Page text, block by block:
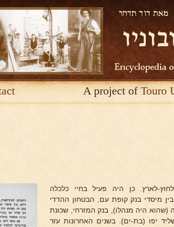
A project ofTouro
לחוץ-לארץ. כן היה פעיל בחיי כלכלה
בין מיסדי בנק קופת עם, הבטחון ההדדי
(שהוא היה מנהלו), בנק המזרחי, שכונת
יפו (בת-ים). בשנים האחרונות עזר